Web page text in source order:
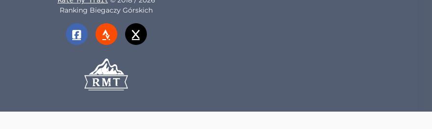
Ranking Biegaczy Górskich